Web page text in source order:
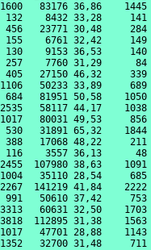
1600   83176 36,86
132    8432 33,28
456   23771 30,48
155    6761 32,42
130    9153 36,53
257    7760 31,29
405   27150 46,32
1106   50233 33,89
684   81951 50,58
2535   58117 44,17
1017   80031 49,53
530   31891 65,32
388   17068 48,22
116    3557 36,13
2455  107980 38,63
1004   35110 28,54
2267  141219 41,84
991   50610 37,42
60631 32,50
3818  112895 31,38
1017   47701 28,88
1352   32700 31,48